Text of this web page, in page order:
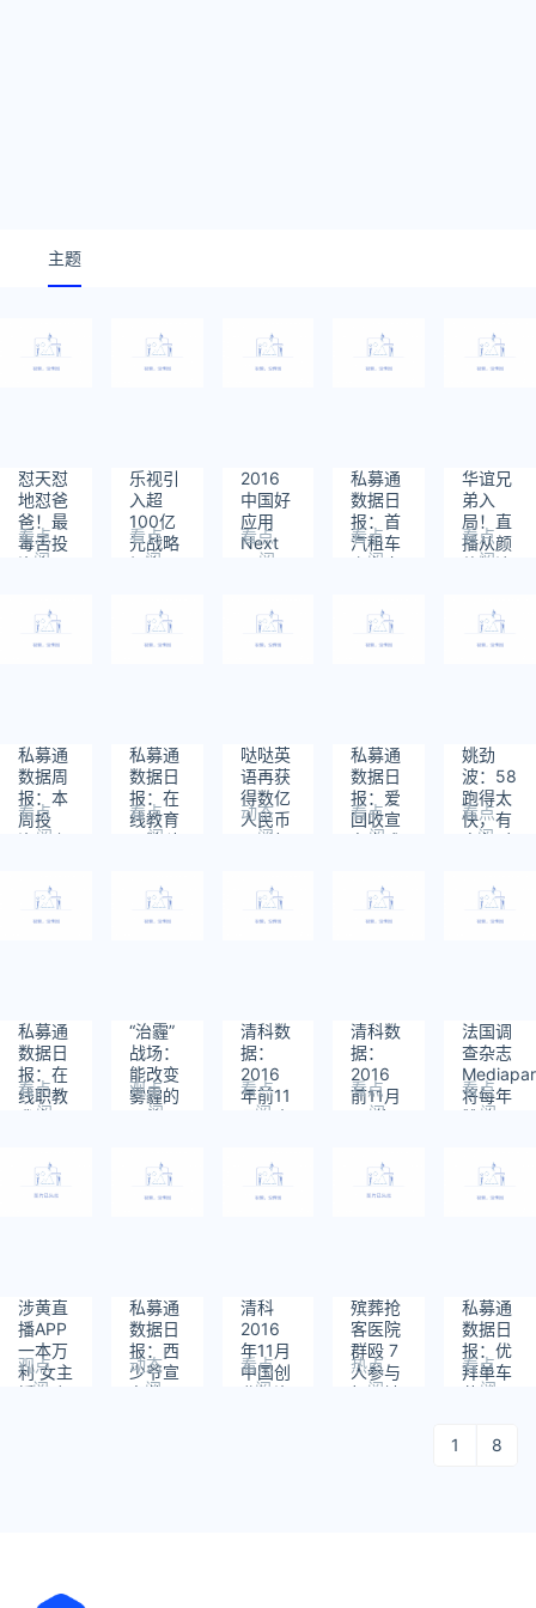
主题
怼天怼
地怼爸
爸！最
毒舌投
资人王
自爆在
东北撸
串被开
看点
阅
1303
乐视引
入超
100亿
元战略
投资，
车薪但
可解燃
眉之急
看点
阅
1098
2016
中国好
应用
Next
Big
20行业
高成长
50强年
看点
阅
私募通
数据日
报：首
汽租车
宣布完
B轮的
资本运
作，总
看点
阅
1246
华谊兄
弟入
局！直
播从颜
值经济
迭代演
看点
阅
1230
私募通
数据周
报：本
周投
资、上
购共
135起
交易事
亿元人
民币
看点
阅
1118
私募通
数据日
报：在
线教育
品牌哒
获数亿
元B+轮
融资
看点
阅
1136
哒哒英
语再获
得数亿
人民币
B+ 轮
动态
阅
私募通
数据日
报：爱
回收宣
布完成
D轮融
看点
阅
993
姚劲
波：58
跑得太
快，有
竞争对
态最好
看点
阅
1953
私募通
数据日
报：在
线职教
我赢职
近亿元
B轮融
看点
阅
1107
“治霾”
战场：
能改变
雾霾的
现状，
来30年
最了不
起的企
观点
阅
919
清科数
据：
2016
年前11
月国内
资活跃
度创新
高，网
看点
阅
清科数
据：
2016
前11月
VC募
同比未
减，
“资本
看点
阅
1012
法国调
查杂志
将每年
赞助
看点
阅
905
涉黄直
播APP
一本万
利 女主
播尺度
观点
阅
私募通
数据日
报：西
少爷宣
布获
动态
阅
清科
2016
年11月
中国创
业投资
看点
阅
殡葬抢
客医院
群殴 7
人参与
打斗被
热点
阅
私募通
数据日
报：优
拜单车
获1亿
融资
看点
阅
925
1 8